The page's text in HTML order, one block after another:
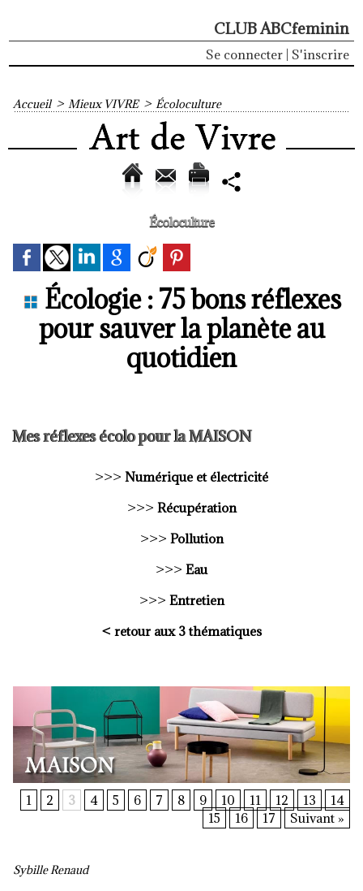
CLUB ABCfeminin
Se connecter S'inscrire
Accueil > Mieux VIVRE > Écoloculture
Écoloculture
Écologie : 75 bons réflexes
pour sauver la planète au
quotidien
Mes réflexes écolo pour la MAISON
>>> Numérique et électricité
>>> Récupération
>>> Pollution
>>> Eau
>>> Entretien
< retour aux 3 thématiques
1 2 3 4 5 6 7 8 9 10 11 12 13
14
15
16 17 Suivant »
Sybille Renaud